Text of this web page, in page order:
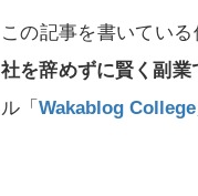
この記事を書いてい
社を辞めずに賢く副業
ル「 Wakablog College